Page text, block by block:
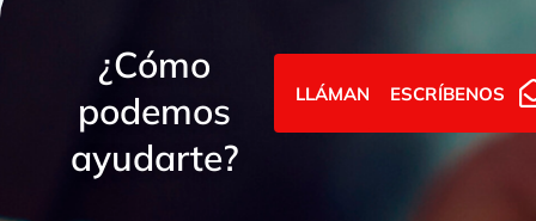
¿Cómo
podemos
ayudarte?
LLÁMANOSESCRÍBENOS